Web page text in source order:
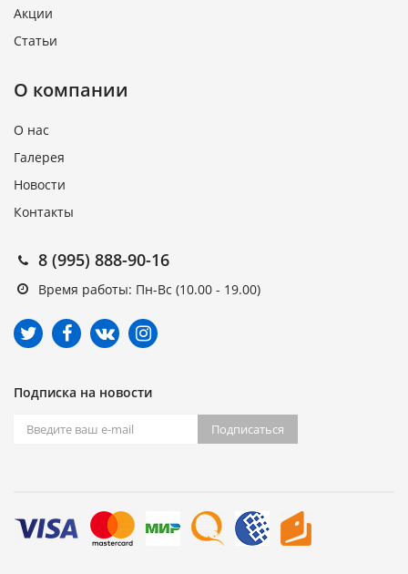
Акции
Статьи
О компании
О нас
Галерея
Новости
Контакты
8 (995) 888-90-16
Время работы: Пн-Вс (10.00 - 19.00)
Подписка на новости
Подписаться